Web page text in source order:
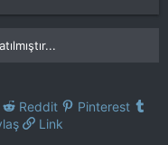
Reddit
Pinterest
Link